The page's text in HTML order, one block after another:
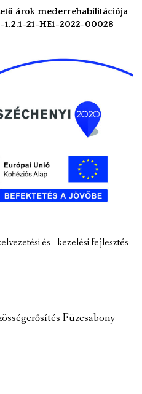
árok mederrehabilitációja
21-HE1-2022-00028
és –kezelési fejlesztés
Füzesabony